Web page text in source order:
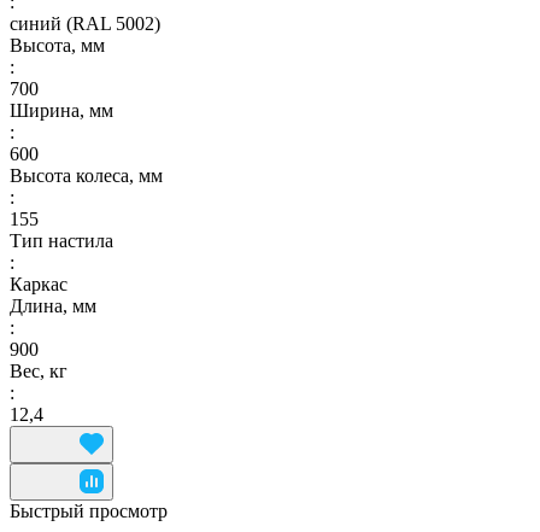
синий (RAL 5002)
Высота, мм
:
700
Ширина, мм
:
600
Высота колеса, мм
:
155
Тип настила
:
Каркас
Длина, мм
:
900
Вес, кг
:
12,4
Быстрый просмотр